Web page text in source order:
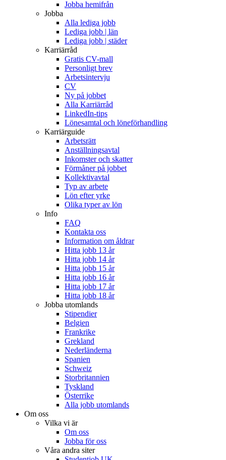
Jobba hemifrån
Jobba
Alla lediga jobb
Lediga jobb | län
Lediga jobb | städer
Karriärråd
Gratis CV-mall
Personligt brev
Arbetsintervju
CV
Ny på jobbet
Alla Karriärråd
LinkedIn-tips
Lönesamtal och löneförhandling
Karriärguide
Arbetsrätt
Anställningsavtal
Inkomster och skatter
Förmåner på jobbet
Kollektivavtal
Typ av arbete
Lön efter yrke
Olika typer av lön
Info
FAQ
Kontakta oss
Information om åldrar
Hitta jobb 13 år
Hitta jobb 14 år
Hitta jobb 15 år
Hitta jobb 16 år
Hitta jobb 17 år
Hitta jobb 18 år
Jobba utomlands
Stipendier
Belgien
Frankrike
Grekland
Nederländerna
Spanien
Schweiz
Storbritannien
Tyskland
Österrike
Alla jobb utomlands
Om oss
Vilka vi är
Om oss
Jobba för oss
Våra andra siter